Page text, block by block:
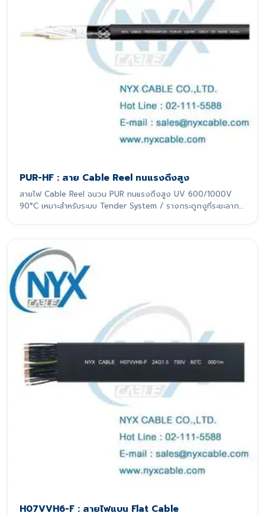
PUR-HF : สาย Cable Reel ทนแรงดึงสูง
สายไฟ Cable Reel ฉนวน PUR ทนแรงดึงสูง UV 600/1000V
90°C เหมาะสำหรับระบบ Tender System / รางกระดูกงูที่ระยะลาก
H07VVH6-F : สายไฟแบน Flat Cable